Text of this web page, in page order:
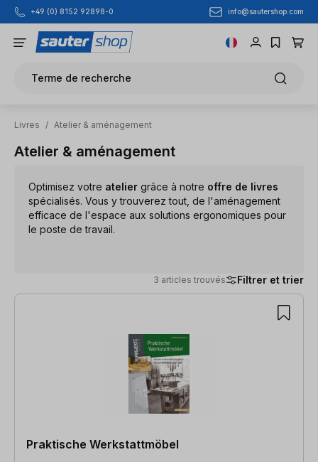
Passer au contenu principal
+49 (0) 8152 92898-0 info@sautershop.com
Terme de recherche
Livres / Atelier & aménagement
Atelier & aménagement
Optimisez votre atelier grâce à notre offre de livres
spécialisés. Vous y trouverez tout, de l'aménagement
efficace de l'espace aux solutions ergonomiques pour
le poste de travail.
3 articles trouvés Filtrer et trier
3 articles trouvés
Praktische Werkstattmöbel